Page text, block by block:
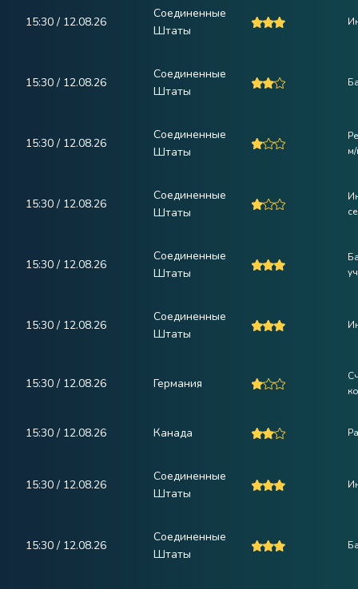
15:30 / 12.08.26
Соединенные
Штаты
15:30 / 12.08.26
Соединенные
Штаты
15:30 / 12.08.26
Соединенные
Штаты
15:30 / 12.08.26
Соединенные
Штаты
15:30 / 12.08.26
Соединенные
Штаты
15:30 / 12.08.26
Соединенные
Штаты
15:30 / 12.08.26 Германия
15:30 / 12.08.26 Канада
15:30 / 12.08.26
Соединенные
Штаты
15:30 / 12.08.26
Соединенные
Штаты